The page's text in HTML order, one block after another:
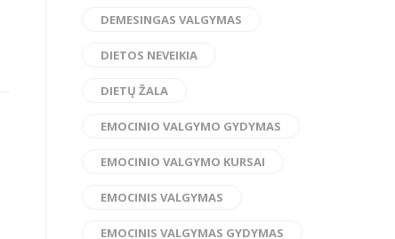
DEMESINGAS VALGYMAS
DIETOS NEVEIKIA
DIETŲ ŽALA
EMOCINIO VALGYMO GYDYMAS
EMOCINIO VALGYMO KURSAI
EMOCINIS VALGYMAS
EMOCINIS VALGYMAS GYDYMAS